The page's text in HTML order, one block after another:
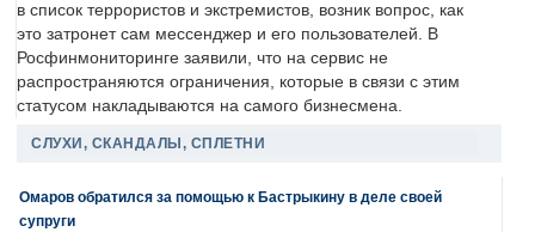
в список террористов и экстремистов, возник вопрос, как
это затронет сам мессенджер и его пользователей. В
Росфинмониторинге заявили, что на сервис не
распространяются ограничения, которые в связи с этим
статусом накладываются на самого бизнесмена.
СЛУХИ, СКАНДАЛЫ, СПЛЕТНИ
Омаров обратился за помощью к Бастрыкину в деле своей
супруги